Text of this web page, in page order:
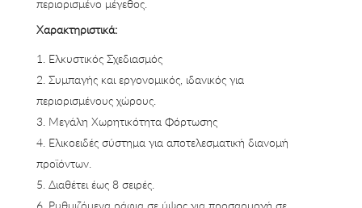
περιορισμένο μέγεθος.
Χαρακτηριστικά:
Ελκυστικός Σχεδιασμός
Συμπαγής και εργονομικός, ιδανικός για
περιορισμένους χώρους.
Μεγάλη Χωρητικότητα Φόρτωσης
Ελικοειδές σύστημα για αποτελεσματική διανομή
προϊόντων.
Διαθέτει έως 8 σειρές.